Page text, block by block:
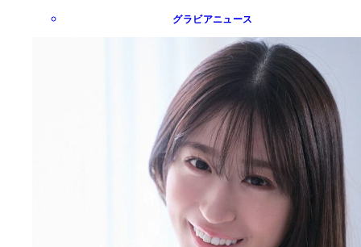
グラビアニュース